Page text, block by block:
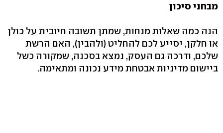
מבחני סיכון
הנה כמה שאלות מנחות, שמתן תשובה חיובית על כולן
או חלקן, יסייע לכם להחליט (ולהבין), האם הרשת
שלכם, ודרכה גם העסק, נמצא בסכנה, שמקורה כשל
ביישום מדיניות אבטחת מידע נכונה ומתאימה.